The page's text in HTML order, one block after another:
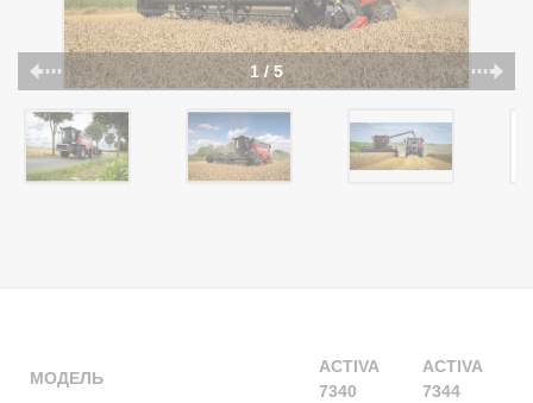
1 / 5
МОДЕЛЬ
ACTIVA
7340
ACTIVA
7344